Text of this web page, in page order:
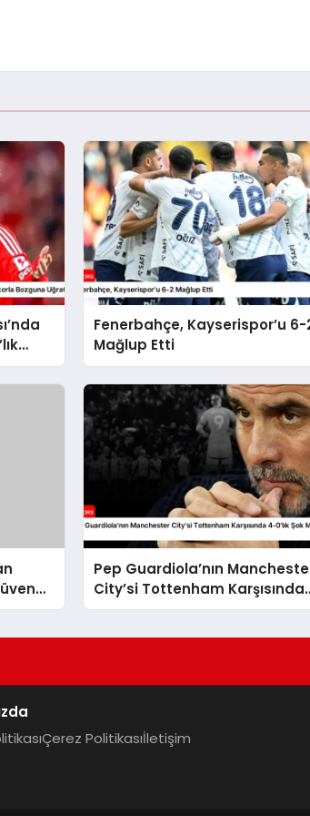
Fenerbahçe, Kayserispor’u 6-
Mağlup Etti
Pep Guardiola’nın
City’si Tottenham Karşısında
4-0’lık Şok Mağlubiyeti Aldı
Çerez Politikasıİletişim